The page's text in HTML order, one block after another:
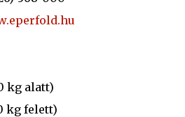
kg alatt)
kg felett)